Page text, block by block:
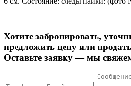
Хотите забронировать,
предложить цену или
Оставьте заявку — мы